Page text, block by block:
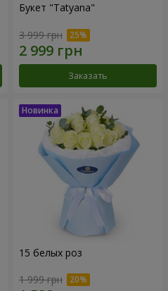
Букет "Tatyana"
3 999 грн
Заказать
15 белых роз
1 999 грн